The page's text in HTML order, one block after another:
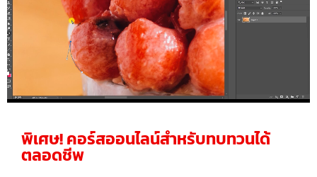
พิเศษ! คอร์สออนไลน์สำหรับทบทวนได้
ตลอดชีพ